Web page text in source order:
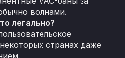
волнами.
легально?
странах даже